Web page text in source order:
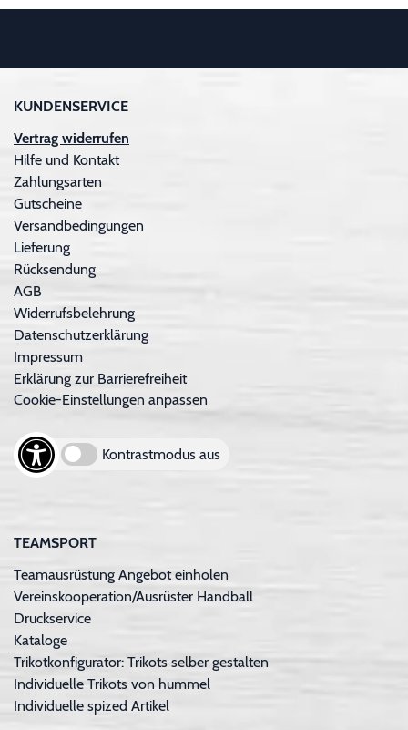
KUNDENSERVICE
Vertrag widerrufen
Hilfe und Kontakt
Zahlungsarten
Gutscheine
Versandbedingungen
Lieferung
Rücksendung
AGB
Widerrufsbelehrung
Datenschutzerklärung
Impressum
Erklärung zur Barrierefreiheit
Cookie-Einstellungen anpassen
Kontrastmodus aus
TEAMSPORT
Teamausrüstung Angebot einholen
Vereinskooperation/Ausrüster Handball
Druckservice
Kataloge
Trikotkonfigurator: Trikots selber gestalten
Individuelle Trikots von hummel
Individuelle spized Artikel